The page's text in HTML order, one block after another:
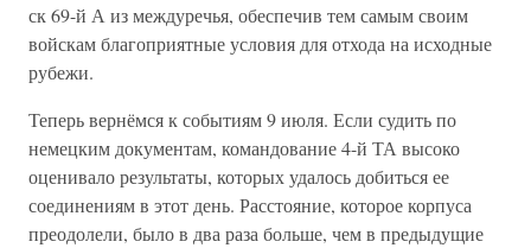
ск 69-й А из междуречья, обеспечив тем самым своим
войскам благоприятные условия для отхода на исходные
рубежи.
Теперь вернёмся к событиям 9 июля. Если судить по
немецким документам, командование 4-й ТА высоко
оценивало результаты, которых удалось добиться ее
соединениям в этот день. Расстояние, которое корпуса
преодолели, было в два раза больше, чем в предыдущие